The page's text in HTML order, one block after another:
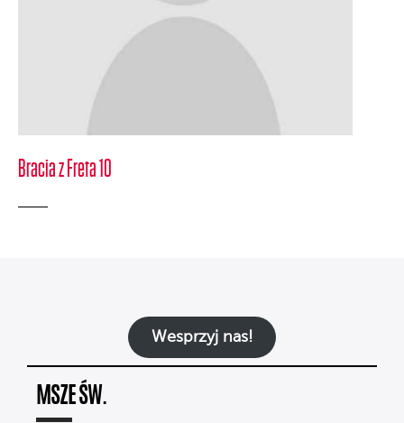
Bracia z Freta 10
Wesprzyj nas!
MSZE ŚW.